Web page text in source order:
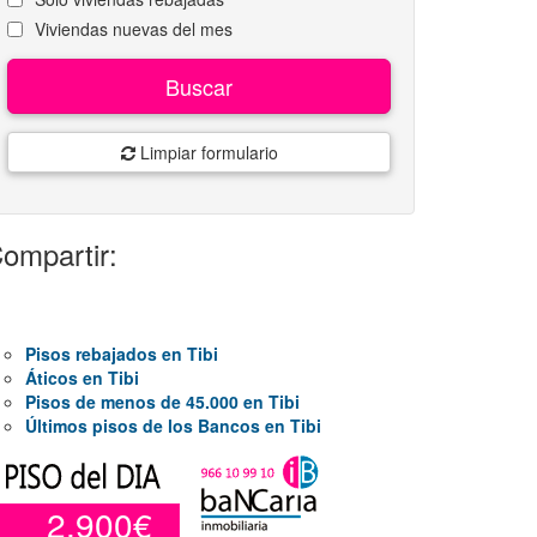
Viviendas nuevas del mes
Buscar
Limpiar formulario
Pisos rebajados en Tibi
Áticos en Tibi
Pisos de menos de 45.000 en Tibi
Últimos pisos de los Bancos en Tibi
2.900€